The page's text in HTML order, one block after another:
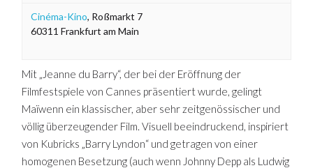
Cinéma-Kino, Roßmarkt 7
60311 Frankfurt am Main
Mit „Jeanne du Barry“, der bei der Eröffnung der
Filmfestspiele von Cannes präsentiert wurde, gelingt
Maïwenn ein klassischer, aber sehr zeitgenössischer und
völlig überzeugender Film. Visuell beeindruckend, inspiriert
von Kubricks „Barry Lyndon“ und getragen von einer
homogenen Besetzung (auch wenn Johnny Depp als Ludwig